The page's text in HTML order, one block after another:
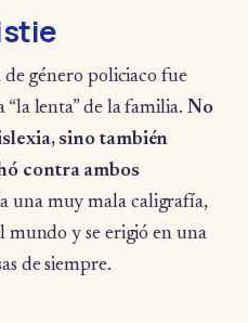
de género policiaco fue
“la lenta” de la familia. No
sino también
contra ambos
una muy mala caligrafía,
mundo y se erigió en una
de siempre.